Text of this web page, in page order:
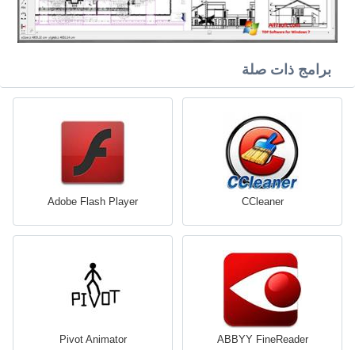
برامج ذات صلة
CCleaner
Adobe Flash Player
ABBYY FineReader
Pivot Animator